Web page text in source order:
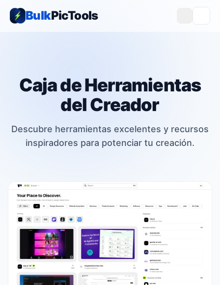
BulkPicTools
Caja de Herramientas
del Creador
Descubre herramientas excelentes y recursos
inspiradores para potenciar tu creación.